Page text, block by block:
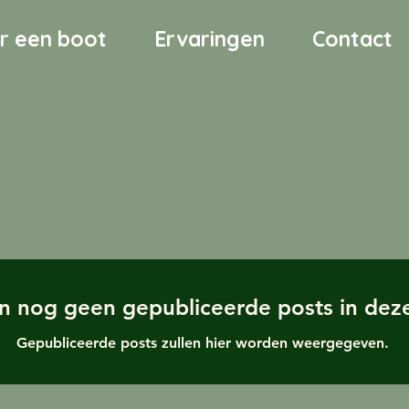
een boot Ervaringen Contact
nog geen gepubliceerde posts in
Gepubliceerde posts zullen hier worden weergegeven.